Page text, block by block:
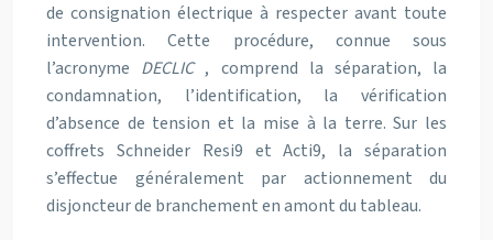
de consignation électrique à respecter avant toute
intervention. Cette procédure, connue sous
l’acronyme DECLIC , comprend la séparation, la
condamnation, l’identification, la vérification
d’absence de tension et la mise à la terre. Sur les
coffrets Schneider Resi9 et Acti9, la séparation
s’effectue généralement par actionnement du
disjoncteur de branchement en amont du tableau.